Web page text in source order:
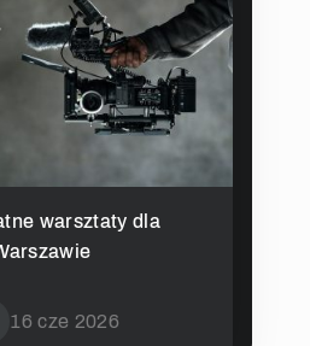
warsztaty dla
16 cze 2026